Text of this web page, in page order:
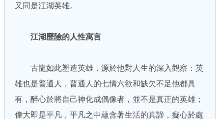
又同是江湖英雄。
江湖歷險的人性寓言
古龍如此塑造英雄，源於他對人生的深入觀察：英
雄也是普通人，普通人的七情六欲和缺欠不足他都具
有，醉心於將自己神化成偶像者，並不是真正的英雄；
偉大即是平凡，平凡之中蘊含著生活的真諦，癡心於處